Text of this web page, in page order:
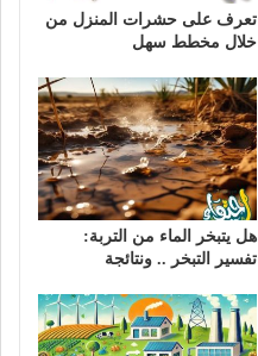
تعرف على حشرات المنزل من
خلال مخطط سهل
هل يتبخر الماء من التربة:
تفسير التبخر .. ونتائجة